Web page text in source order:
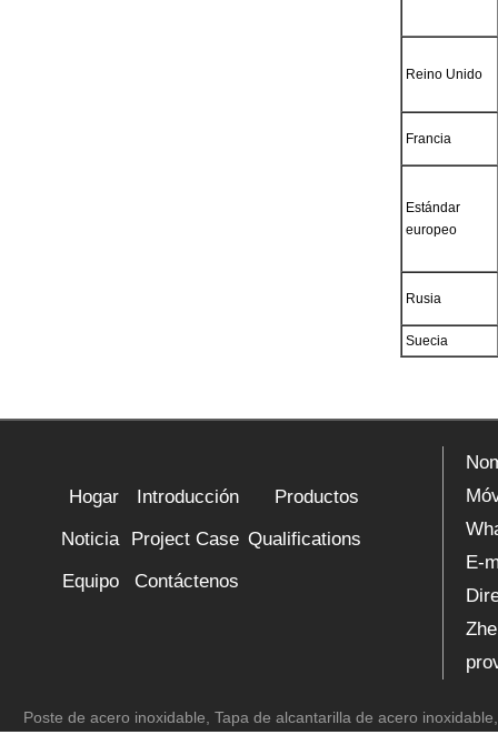
Reino Unido
Francia
Estándar
europeo
Rusia
Suecia
Hogar Introducción
Productos
Noticia
Project Case Qualifications
Equipo
Contáctenos
E-
Poste de acero inoxidable, Tapa de alcantarilla de acero inoxidable